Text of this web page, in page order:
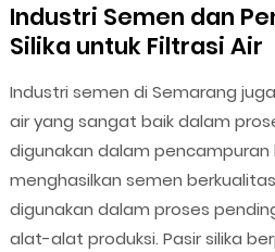
Industri Semen dan
Silika untuk Filtrasi Air
Industri semen di Semarang
air yang sangat baik dalam
digunakan dalam pencampuran
menghasilkan semen
digunakan dalam proses
alat-alat produksi. Pasir silika